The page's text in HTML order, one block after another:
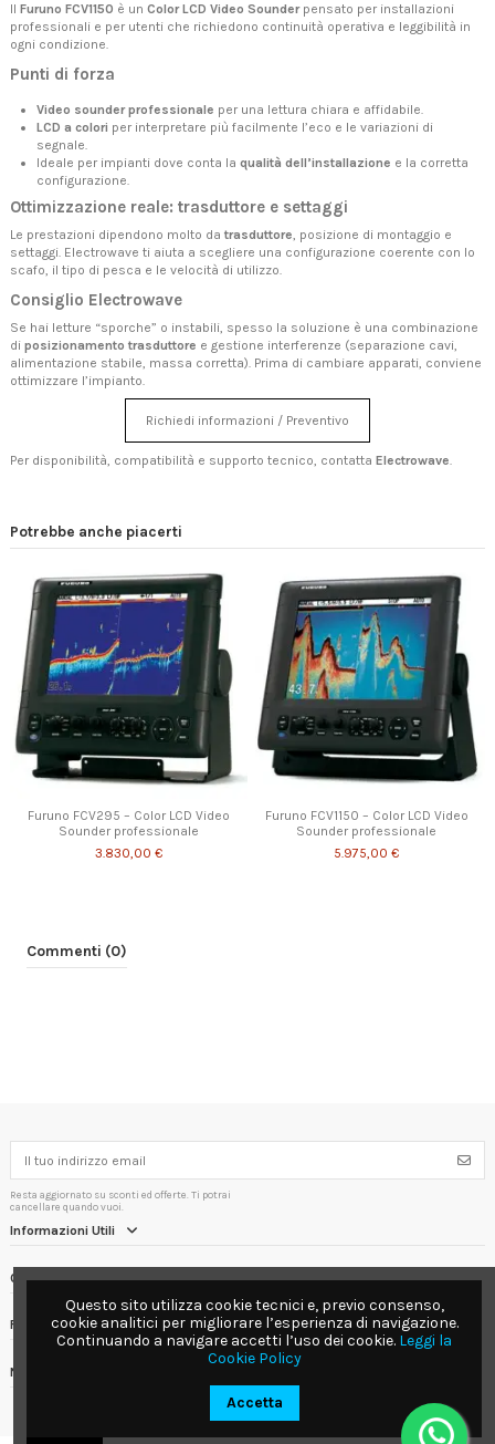
Il Furuno FCV1150 è un Color LCD Video Sounderpensato per installazioni
professionali e per utenti che richiedono continuità operativa e leggibilità in
ogni condizione.
Punti di forza
Video sounder professionale per una lettura chiara e affidabile.
LCD a colori per interpretare più facilmente l’eco e le variazioni di
segnale.
Ideale per impianti dove conta la qualità dell’installazione e la corretta
configurazione.
Ottimizzazione reale: trasduttore e settaggi
Le prestazioni dipendono molto da trasduttore, posizione di montaggio e
settaggi. Electrowave ti aiuta a scegliere una configurazione coerente con lo
scafo, il tipo di pesca e le velocità di utilizzo.
Consiglio Electrowave
Se hai letture “sporche” o instabili, spesso la soluzione è una combinazione
di posizionamento trasduttore e gestione interferenze (separazione cavi,
alimentazione stabile, massa corretta). Prima di cambiare apparati, conviene
ottimizzare l’impianto.
Richiedi informazioni / Preventivo
Per disponibilità, compatibilità e supporto tecnico, contatta Electrowave.
Potrebbe anche piacerti
Furuno FCV295 – Color LCD Video
Sounder professionale
3.830,00 €
Furuno FCV1150 – Color LCD Video
Sounder professionale
5.975,00 €
Commenti (0)
Resta aggiornato su sconti ed offerte. Ti potrai
cancellare quando vuoi.
Informazioni Utili
Contact us
Follow us
Newsletter
Questo sito utilizza cookie tecnici e, previo consenso,
cookie analitici per migliorare l’esperienza di navigazione.
Continuando a navigare accetti l’uso dei cookie. Leggi la
Cookie Policy
Accetta